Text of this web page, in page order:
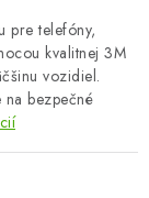
pre telefóny,
kvalitnej 3M
vozidiel.
bezpečné